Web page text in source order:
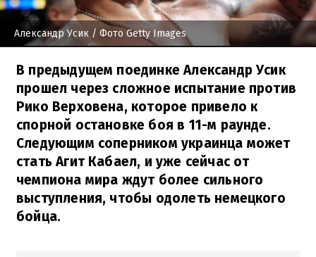
Александр Усик / Фото Getty Images
В предыдущем поединке Александр Усик
прошел через сложное испытание против
Рико Верховена, которое привело к
спорной остановке боя в 11-м раунде.
Следующим соперником украинца может
стать Агит Кабаел, и уже сейчас от
чемпиона мира ждут более сильного
выступления, чтобы одолеть немецкого
бойца.